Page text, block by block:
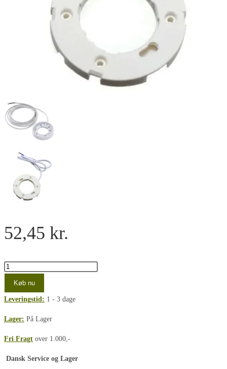
52,45 kr.
GX53
BASE
-
Hvid
-
montering
antal
Køb nu
Leveringstid: 1 - 3 dage
Lager: På Lager
Fri Fragt over 1.000,-
Dansk Service og Lager